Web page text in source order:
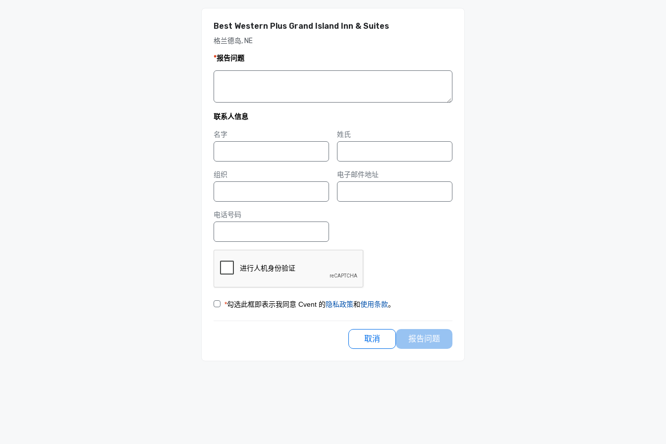
Best Western Plus Grand Island Inn & Suites
格兰德岛, NE
*报告问题
联系人信息
名字 姓氏
组织 电子邮件地址
电话号码
*勾选此框即表示我同意 Cvent 的隐私政策和使用条款。
取消 报告问题